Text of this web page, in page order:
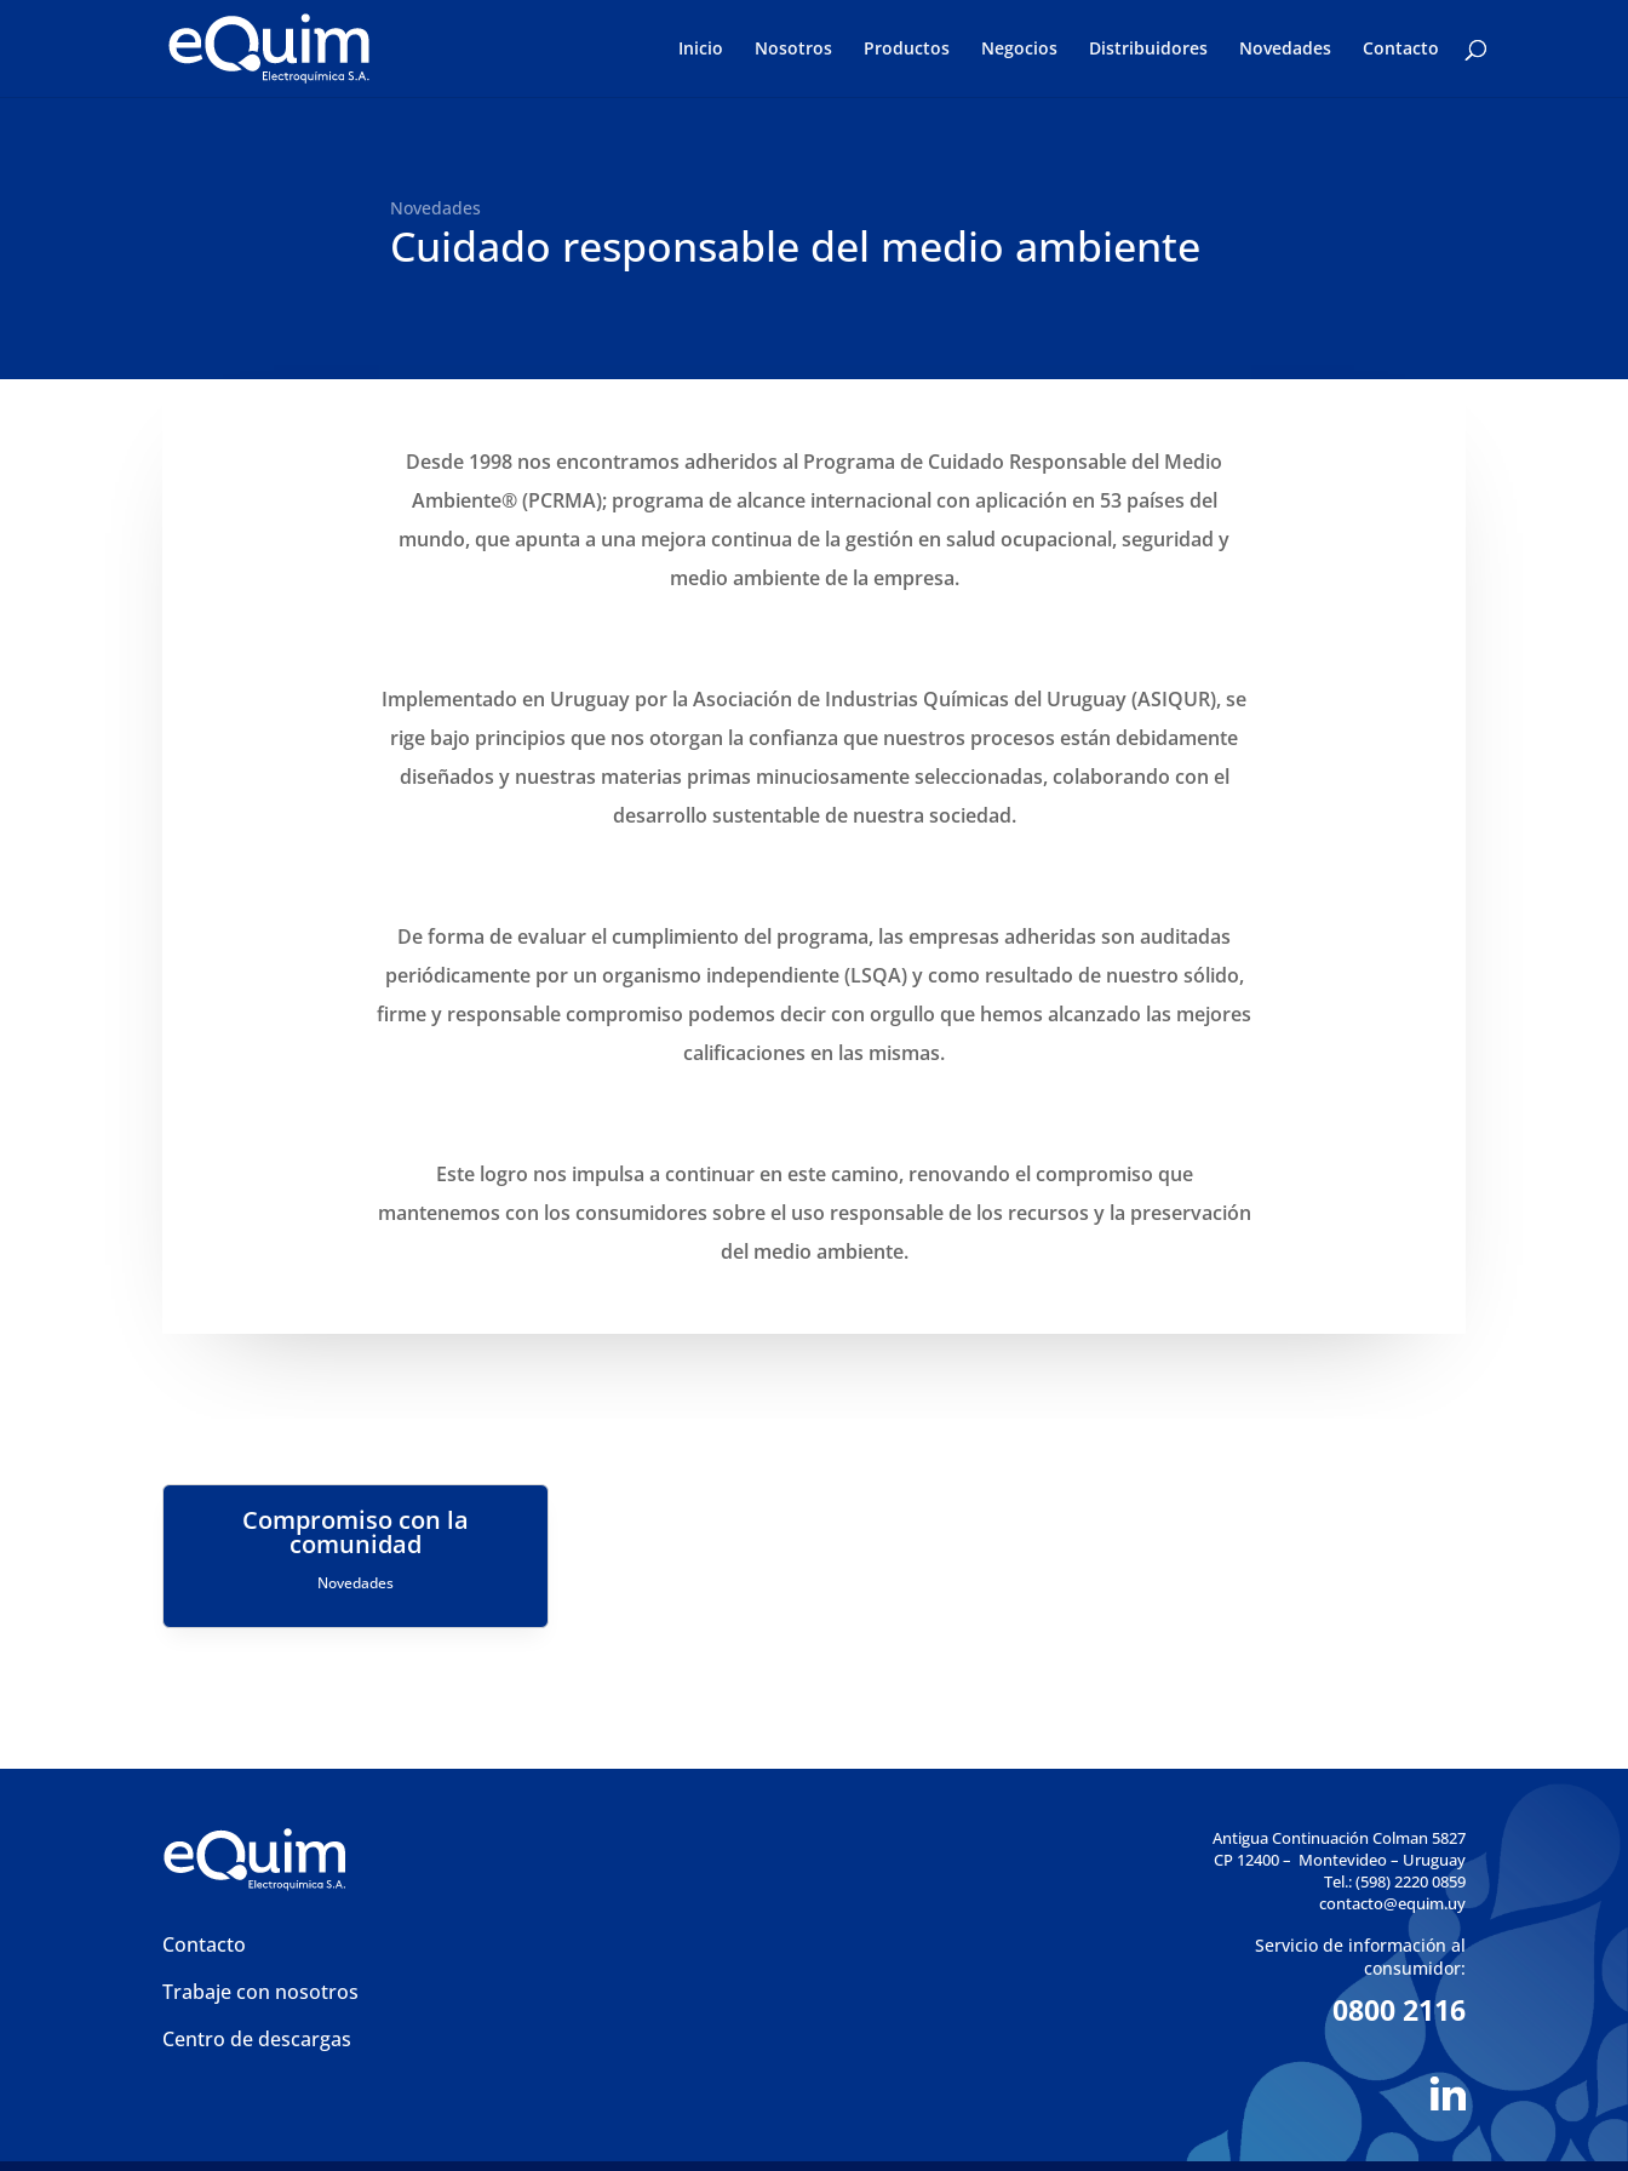
Inicio Nosotros Productos Negocios Distribuidores Novedades Contacto
Novedades
Cuidado responsable del medio ambiente
Desde 1998 nos encontramos adheridos al Programa de Cuidado Responsable del Medio
Ambiente® (PCRMA); programa de alcance internacional con aplicación en 53 países del
mundo, que apunta a una mejora continua de la gestión en salud ocupacional, seguridad y
medio ambiente de la empresa.
Implementado en Uruguay por la Asociación de Industrias Químicas del Uruguay (ASIQUR), se
rige bajo principios que nos otorgan la confianza que nuestros procesos están debidamente
diseñados y nuestras materias primas minuciosamente seleccionadas, colaborando con el
desarrollo sustentable de nuestra sociedad.
De forma de evaluar el cumplimiento del programa, las empresas adheridas son auditadas
periódicamente por un organismo independiente (LSQA) y como resultado de nuestro sólido,
firme y responsable compromiso podemos decir con orgullo que hemos alcanzado las mejores
calificaciones en las mismas.
Este logro nos impulsa a continuar en este camino, renovando el compromiso que
mantenemos con los consumidores sobre el uso responsable de los recursos y la preservación
del medio ambiente.
Compromiso con la
comunidad
Novedades
Contacto
Trabaje con nosotros
Centro de descargas
Antigua Continuación Colman 5827
CP 12400 – Montevideo – Uruguay
Tel.: (598) 2220 0859
contacto@equim.uy
Servicio de información al
consumidor:
0800 2116